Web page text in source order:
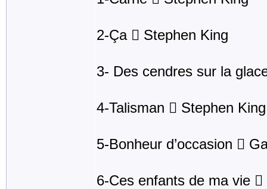
2-Ça  Stephen King
3- Des cendres sur la
4-Talisman  Stephen King
5-Bonheur d’occasion 
6-Ces enfants de ma vie